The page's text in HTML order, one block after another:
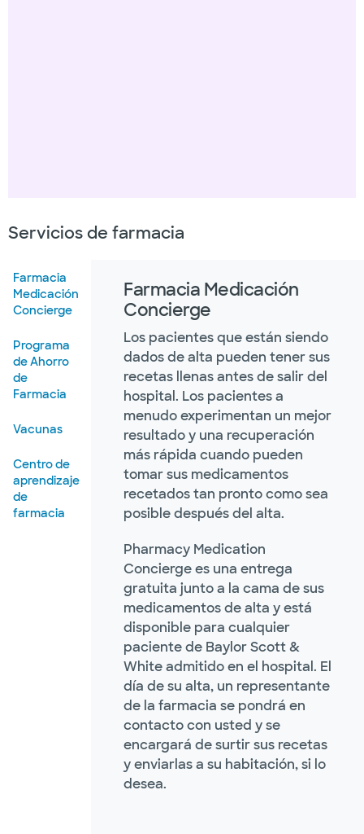
Servicios de farmacia
Farmacia
Medicación
Concierge
Programa
de Ahorro
de
Farmacia
Vacunas
Centro de
aprendizaje
de
farmacia
Farmacia Medicación
Concierge
Los pacientes que están siendo
dados de alta pueden tener sus
recetas llenas antes de salir del
hospital. Los pacientes a
menudo experimentan un mejor
resultado y una recuperación
más rápida cuando pueden
tomar sus medicamentos
recetados tan pronto como sea
posible después del alta.
Pharmacy Medication
Concierge es una entrega
gratuita junto a la cama de sus
medicamentos de alta y está
disponible para cualquier
paciente de Baylor Scott &
White admitido en el hospital. El
día de su alta, un representante
de la farmacia se pondrá en
contacto con usted y se
encargará de surtir sus recetas
y enviarlas a su habitación, si lo
desea.